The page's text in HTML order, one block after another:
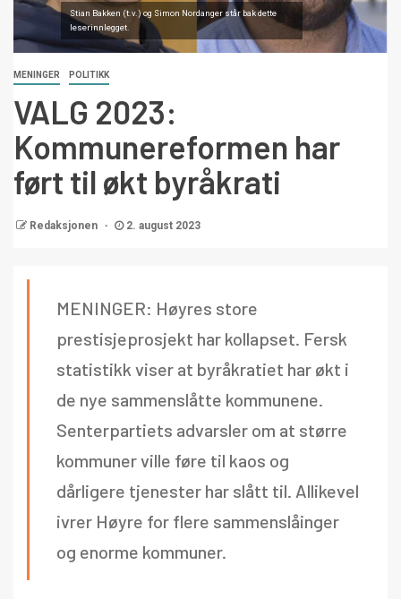
Stian Bakken (t.v.) og Simon Nordanger står bak dette
leserinnlegget.
MENINGER POLITIKK
VALG 2023:
Kommunereformen har
ført til økt byråkrati
Redaksjonen 2. august 2023
MENINGER: Høyres store
prestisjeprosjekt har kollapset. Fersk
statistikk viser at byråkratiet har økt i
de nye sammenslåtte kommunene.
Senterpartiets advarsler om at større
kommuner ville føre til kaos og
dårligere tjenester har slått til. Allikevel
ivrer Høyre for flere sammenslåinger
og enorme kommuner.